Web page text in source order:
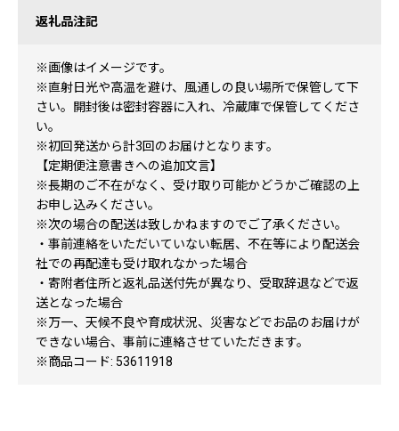
返礼品注記
※画像はイメージです。
※直射日光や高温を避け、風通しの良い場所で保管して下
さい。開封後は密封容器に入れ、冷蔵庫で保管してくださ
い。
※初回発送から計3回のお届けとなります。
【定期便注意書きへの追加文言】
※長期のご不在がなく、受け取り可能かどうかご確認の上
お申し込みください。
※次の場合の配送は致しかねますのでご了承ください。
・事前連絡をいただいていない転居、不在等により配送会
社での再配達も受け取れなかった場合
・寄附者住所と返礼品送付先が異なり、受取辞退などで返
送となった場合
※万一、天候不良や育成状況、災害などでお品のお届けが
できない場合、事前に連絡させていただきます。
※商品コード: 53611918